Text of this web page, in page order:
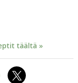
täältä »